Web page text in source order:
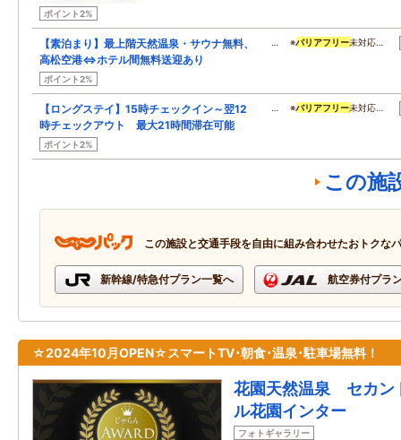
ポイント2%
【素泊まり】最上階天然温泉・サウナ無料、
高松空港⇔ホテル間無料送迎あり
ポイント2%
… ※バリアフリー未対応…
【ロングステイ】15時チェックイン～翌12
時チェックアウト 最大21時間滞在可能
ポイント2%
… ※バリアフリー未対応…
この施
この施設と交通手段を自由に組み合わせたおトクな
新幹線/特急付プラン一覧へ 航空券付プラ
☆2024年10月OPEN☆スマートTV･朝食･温泉･駐車場無料！
花園天然温泉 セカ
ル花園インター
フォトギャラリー